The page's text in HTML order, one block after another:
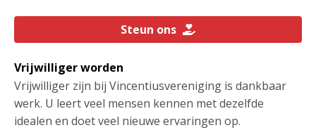
Steun ons
Vrijwilliger worden
Vrijwilliger zijn bij Vincentiusvereniging is dankbaar
werk. U leert veel mensen kennen met dezelfde
idealen en doet veel nieuwe ervaringen op.